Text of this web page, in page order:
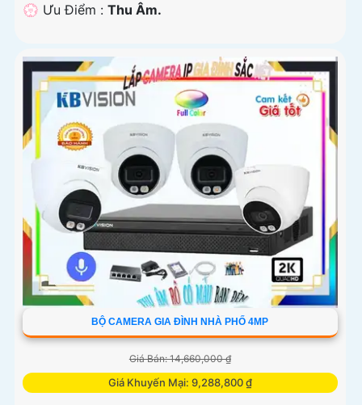
️💮 Ưu Điểm : Thu Âm.
BỘ CAMERA GIA ĐÌNH NHÀ PHỐ 4MP
Giá Bán: 14,660,000 ₫
Giá Khuyến Mại: 9,288,800 ₫